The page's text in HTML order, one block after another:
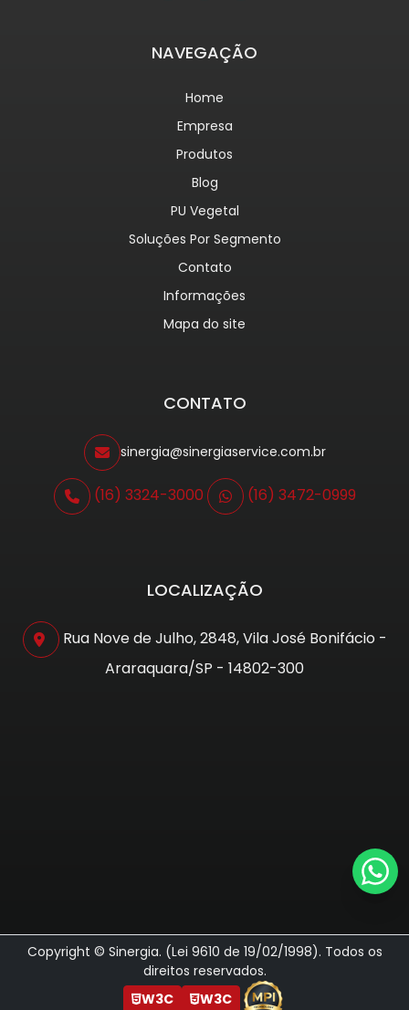
NAVEGAÇÃO
Home
Empresa
Produtos
Blog
PU Vegetal
Soluções Por Segmento
Contato
Informações
Mapa do site
CONTATO
sinergia@sinergiaservice.com.br
(16) 3324-3000 (16) 3472-0999
LOCALIZAÇÃO
Rua Nove de Julho, 2848, Vila José Bonifácio -
Araraquara/SP - 14802-300
Copyright © Sinergia. (Lei 9610 de 19/02/1998). Todos os
direitos reservados.
W3C
W3C